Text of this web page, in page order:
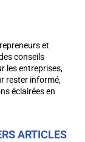
et
conseils
les entreprises,
rester informé,
éclairées en
ARTICLES